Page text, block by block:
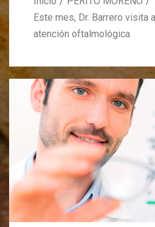
Este mes, Dr. Barrero visita
atención oftalmológica